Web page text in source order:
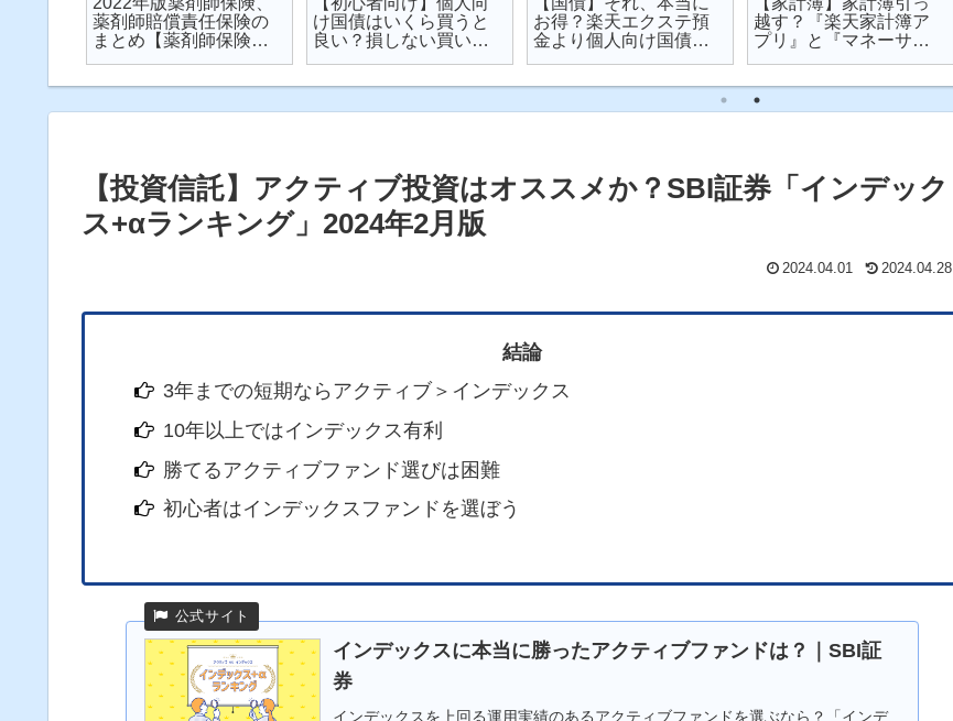
薬剤師賠償責任保険の
まとめ【薬剤師保険】
け国債はいくら買うと
良い？損しない買い方
お得？楽天エクステ預
金より個人向け国債を
越す？『楽天家計簿ア
プリ』と『マネーサポ
【投資信託】アクティブ投資はオススメか？SBI証券「インデック
ス+αランキング」2024年2月版
2024.04.01 2024.04.28
結論
3年までの短期ならアクティブ＞インデックス
10年以上ではインデックス有利
勝てるアクティブファンド選びは困難
初心者はインデックスファンドを選ぼう
インデックスに本当に勝ったアクティブファンドは？｜SBI証
券
インデックスを上回る運用実績のあるアクティブファンドを選ぶなら？「インデ